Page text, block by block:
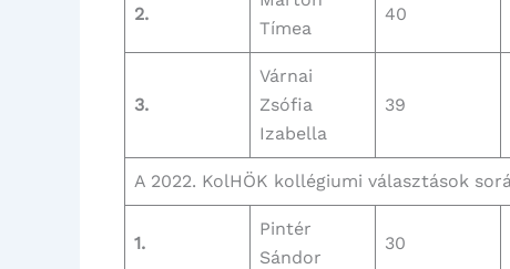
2.
Tímea
40
3.
Várnai
Zsófia
Izabella
39
A 2022. KolHÖK kollégiumi választások
1.
Pintér
Sándor
30